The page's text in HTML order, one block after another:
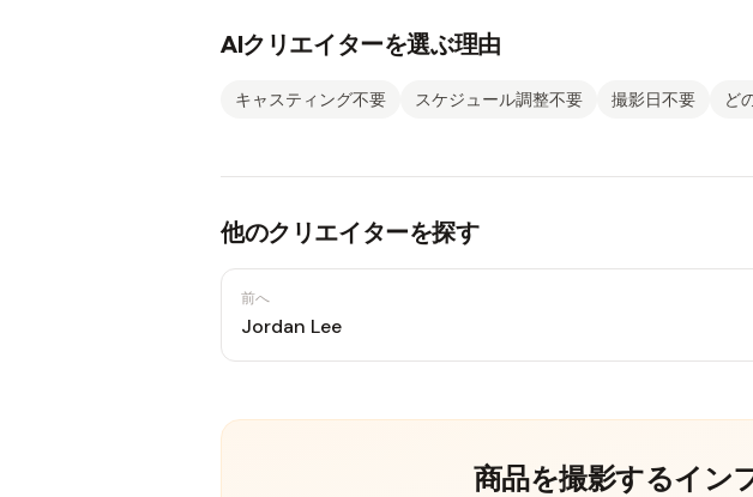
AIクリエイターを選ぶ理由
キャスティング不要 スケジュール調整不要 撮影日不要 ど
他のクリエイターを探す
前へ
Jordan Lee
商品を撮影するイン